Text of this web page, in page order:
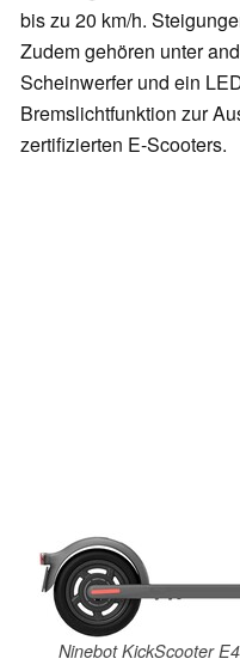
bis zu 20 km/h.
Zudem gehören unter
Scheinwerfer und ein
Bremslichtfunktion zur
zertifizierten E-Scooters.
Ninebot KickScooter